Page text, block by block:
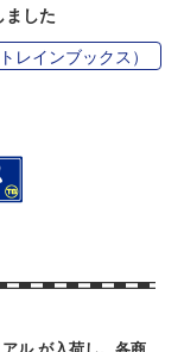
した
レインブックス）
ル が入荷し、各商